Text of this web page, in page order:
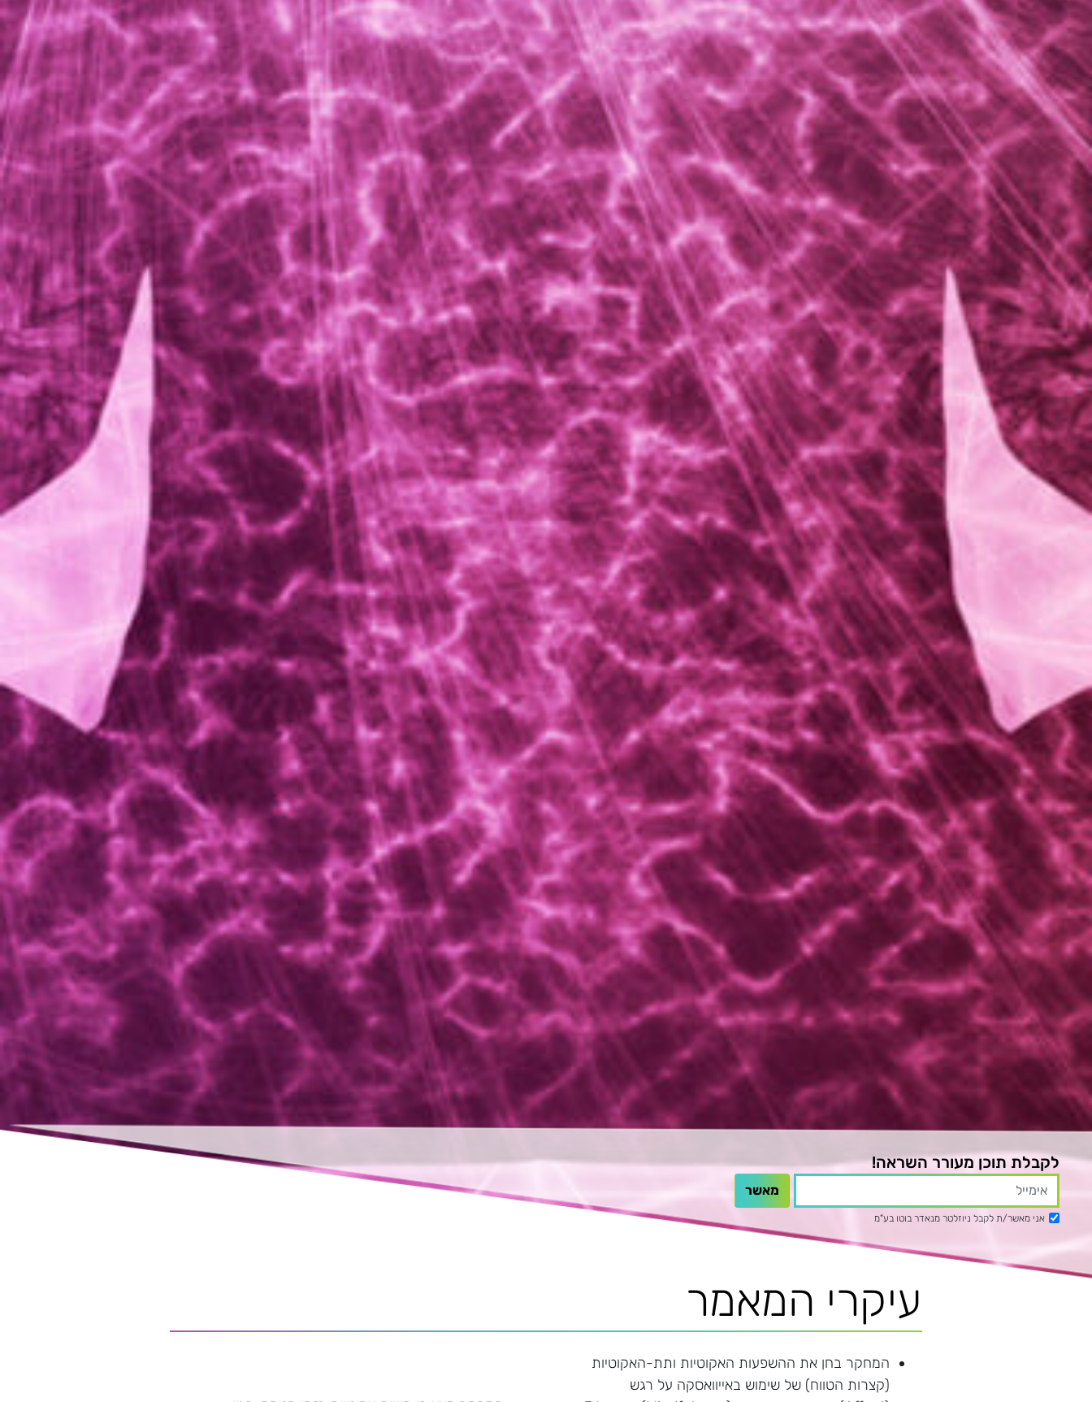
לקבלת תוכן מעורר השראה!
אני מאשר/ת לקבל ניוזלטר מנאדר בוטו בע"מ
עיקרי המאמר
המחקר בחן את ההשפעות האקוטיות ותת-האקוטיות
(קצרות הטווח) של שימוש באייוואסקה על רגש